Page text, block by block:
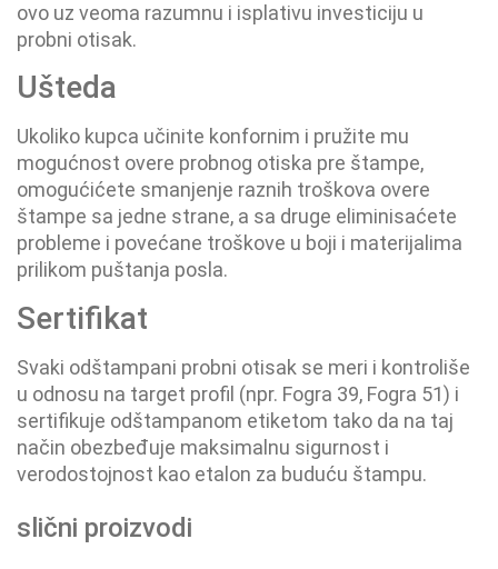
ovo uz veoma razumnu i isplativu investiciju u
probni otisak.
Ušteda
Ukoliko kupca učinite konfornim i pružite mu
mogućnost overe probnog otiska pre štampe,
omogućićete smanjenje raznih troškova overe
štampe sa jedne strane, a sa druge eliminisaćete
probleme i povećane troškove u boji i materijalima
prilikom puštanja posla.
Sertifikat
Svaki odštampani probni otisak se meri i kontroliše
u odnosu na target profil (npr. Fogra 39, Fogra 51) i
sertifikuje odštampanom etiketom tako da na taj
način obezbeđuje maksimalnu sigurnost i
verodostojnost kao etalon za buduću štampu.
slični proizvodi